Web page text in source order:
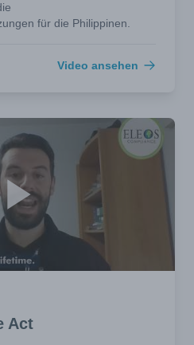
für die Philippinen.
Video ansehen
Act